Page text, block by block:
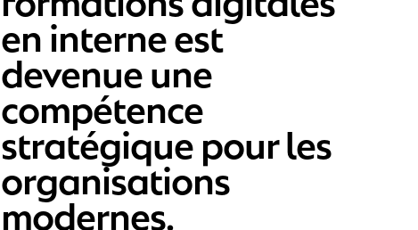
en interne est
devenue une
compétence
stratégique pour les
organisations
modernes.